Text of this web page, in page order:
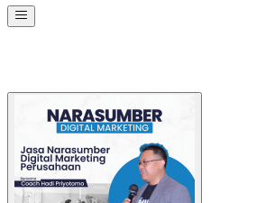
Menu ini berisi navigasi untuk mengakses